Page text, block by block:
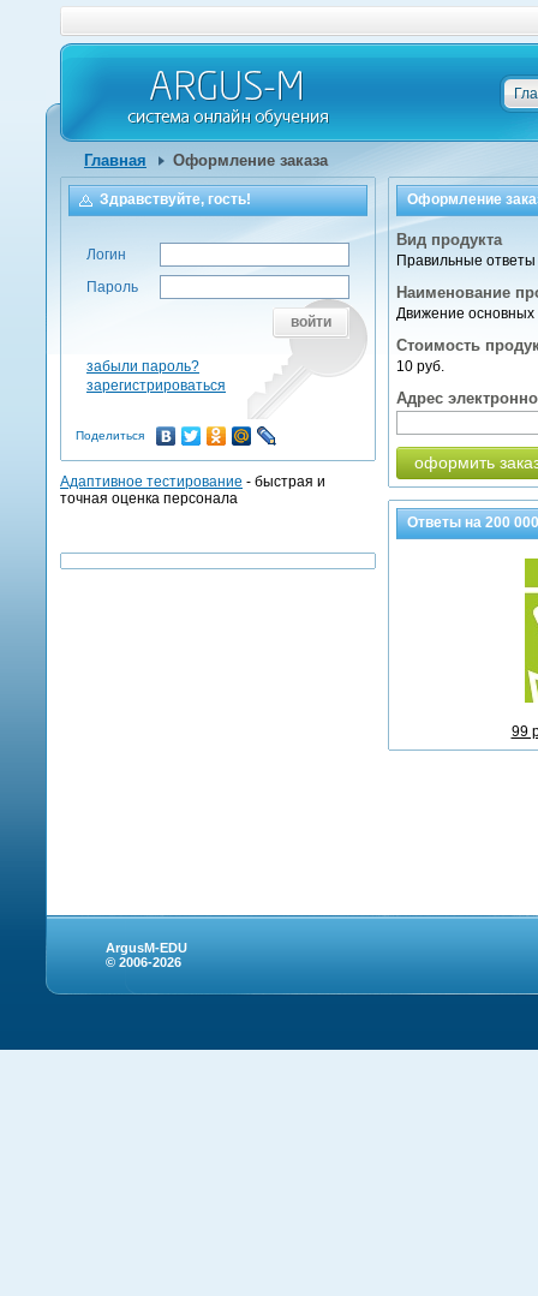
Главная Оформление заказа
Оформление
Вид продукта
Правильные ответы
Наименование
Движение основных
Стоимость
10 руб.
Адрес
оформить
Ответы на200 000
99
Здравствуйте, гость!
Логин
Пароль
войти
забыли пароль?
зарегистрироваться
Поделиться
Адаптивное тестирование - быстрая и
точная оценка персонала
ArgusM-EDU
© 2006-2026